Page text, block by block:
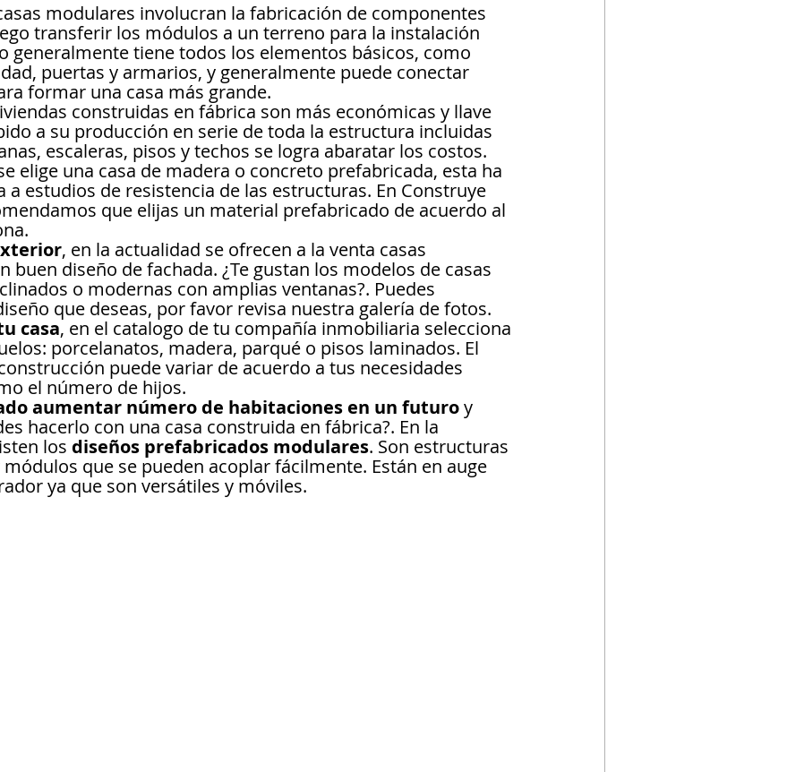
modulares involucran la fabricación de componentes
transferir los módulos a un terreno para la instalación
generalmente tiene todos los elementos básicos, como
puertas y armarios, y generalmente puede conectar
formar una casa más grande.
construidas en fábrica son más económicas y llave
a su producción en serie de toda la estructura incluidas
escaleras, pisos y techos se logra abaratar los costos.
elige una casa de madera o concreto prefabricada, esta ha
a estudios de resistencia de las estructuras. En Construye
que elijas un material prefabricado de acuerdo al
, en la actualidad se ofrecen a la venta casas
buen diseño de fachada. ¿Te gustan los modelos de casas
o modernas con amplias ventanas?. Puedes
que deseas, por favor revisa nuestra galería de fotos.
casa, en el catalogo de tu compañía inmobiliaria selecciona
porcelanatos, madera, parqué o pisos laminados. El
puede variar de acuerdo a tus necesidades
el número de hijos.
aumentar número de habitaciones en un futuro y
hacerlo con una casa construida en fábrica?. En la
los diseños prefabricados modulares. Son estructuras
que se pueden acoplar fácilmente. Están en auge
ya que son versátiles y móviles.